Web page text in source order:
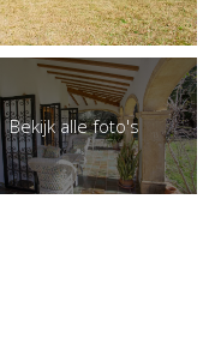
Bekijk alle foto's